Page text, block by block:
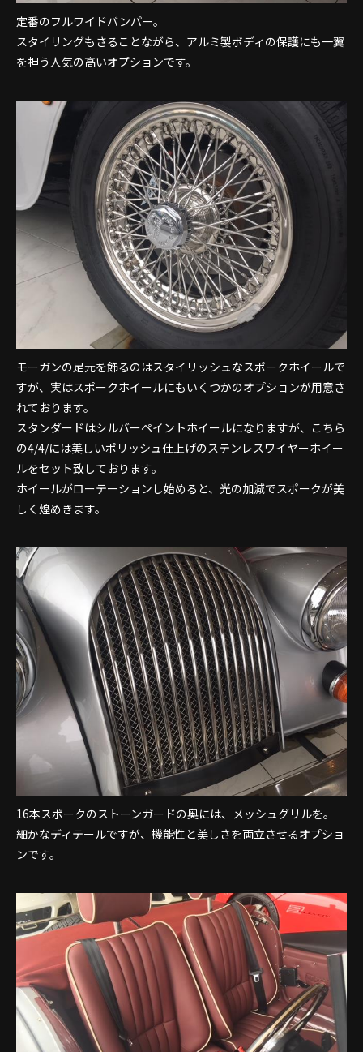
定番のフルワイドバンパー。
スタイリングもさることながら、アルミ製ボディの保護にも一翼
を担う人気の高いオプションです。
モーガンの足元を飾るのはスタイリッシュなスポークホイールで
すが、実はスポークホイールにもいくつかのオプションが用意さ
れております。
スタンダードはシルバーペイントホイールになりますが、こちら
の4/4/には美しいポリッシュ仕上げのステンレスワイヤーホイー
ルをセット致しております。
ホイールがローテーションし始めると、光の加減でスポークが美
しく煌めきます。
16本スポークのストーンガードの奥には、メッシュグリルを。
細かなディテールですが、機能性と美しさを両立させるオプショ
ンです。